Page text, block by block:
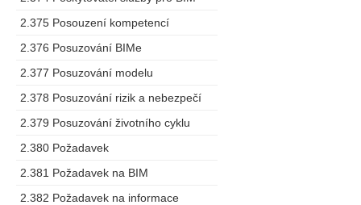
2.375 Posouzení kompetencí
2.376 Posuzování BIMe
2.377 Posuzování modelu
2.378 Posuzování rizik a nebezpečí
2.379 Posuzování životního cyklu
2.380 Požadavek
2.381 Požadavek na BIM
2.382 Požadavek na informace